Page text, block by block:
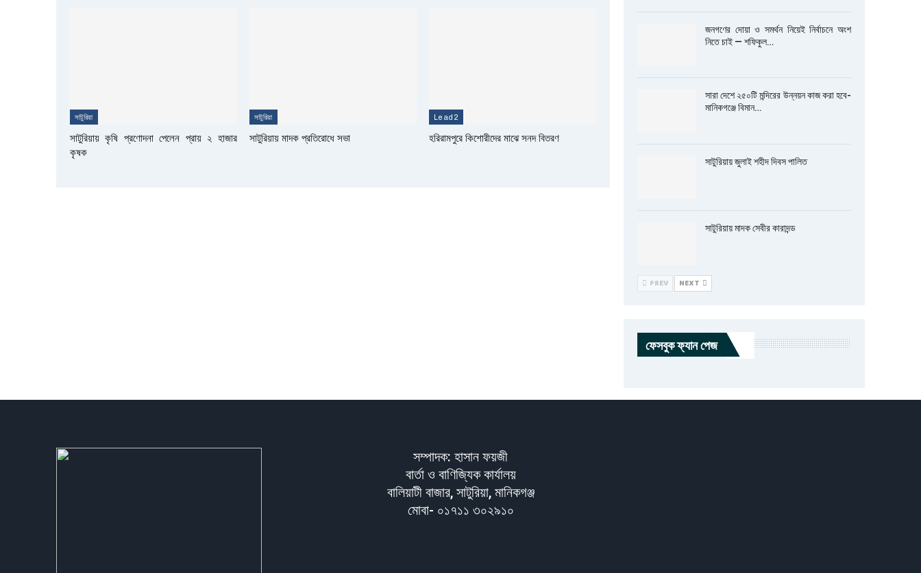
সাটুরিয়া
সাটুরিয়ায় কৃষি প্রণোদনা পেলেন প্রায় ২ হাজার
কৃষক
সাটুরিয়া
সাটুরিয়ায় মাদক প্রতিরোধে সভা
Lead2
হরিরামপুরে কিশোরীদের মাঝে সনদ বিতরণ
জনগণের দোয়া ও সমর্থন নিয়েই নির্বাচনে অংশ
নিতে চাই — শফিকুল…
সারা দেশে ২৫০টি মন্দিরের উন্নয়ন কাজ করা হবে-
মানিকগঞ্জে বিমান…
সাটুরিয়ায় জুলাই শহীদ দিবস পালিত
সাটুরিয়ায় মাদক সেবীর কারাদন্ড
PREV NEXT
ফেসবুক ফ্যান পেজ
সম্পাদক: হাসান ফয়জী
বার্তা ও বাণিজ্যিক কার্যালয়
বালিয়াটী বাজার, সাটুরিয়া, মানিকগঞ্জ
মোবা- ০১৭১১ ৩০২৯১০